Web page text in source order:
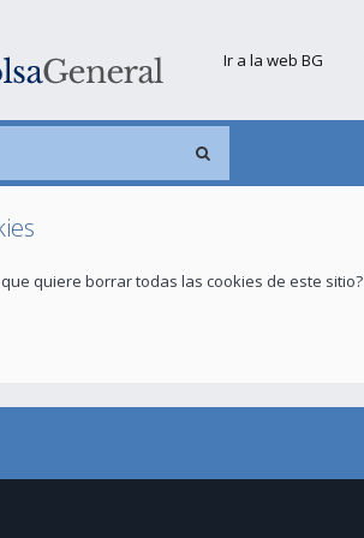
Ir a la web BG
quiere borrar todas las cookies de este sitio?